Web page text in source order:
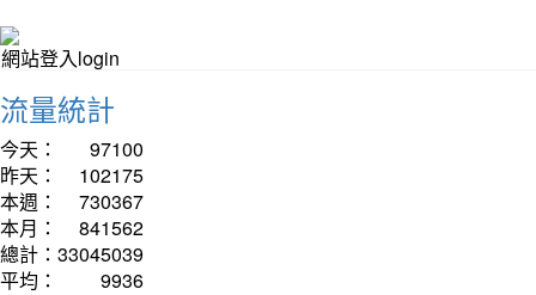
網站登入login
流量統計
今天：
97100
昨天：
102175
本週：
730367
本月：
841562
總計： 33045039
平均：
9936